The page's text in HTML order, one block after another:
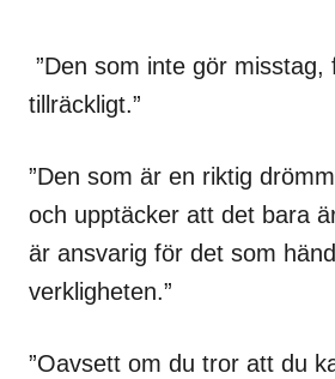
”Den som inte gör misstag,
tillräckligt.”
”Den som är en riktig
och upptäcker att det bara
är ansvarig för det som
verkligheten.”
”Oavsett om du tror att du